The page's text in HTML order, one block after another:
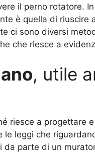
il perno rotatore.
è quella di riuscire
ci sono diversi
che riesce a
, utile
riesce a progettare
le leggi che
da parte di un